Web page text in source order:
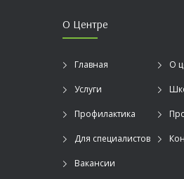
О Центре
Главная О
Услуги
Профилактика
Для специалистов
Вакансии